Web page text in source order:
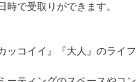
で受取りができます。
ッコイイ』『大人』のライフ